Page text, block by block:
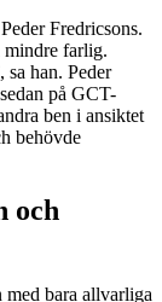
Fredricsons.
mindre farlig.
han. Peder
på GCT-
ben i ansiktet
behövde
och
med bara allvarliga